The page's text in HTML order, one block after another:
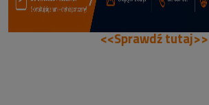
<<Sprawdź tutaj>>